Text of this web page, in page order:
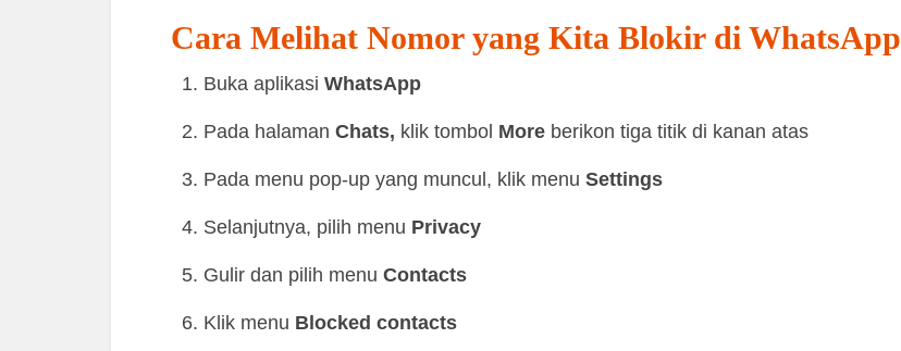
Cara Melihat Nomor yang Kita Blokir di WhatsApp
Buka aplikasi WhatsApp
Pada halaman Chats, klik tombol More berikon tiga titik di kanan atas
Pada menu pop-up yang muncul, klik menu Settings
Selanjutnya, pilih menu Privacy
Gulir dan pilih menu Contacts
Klik menu Blocked contacts